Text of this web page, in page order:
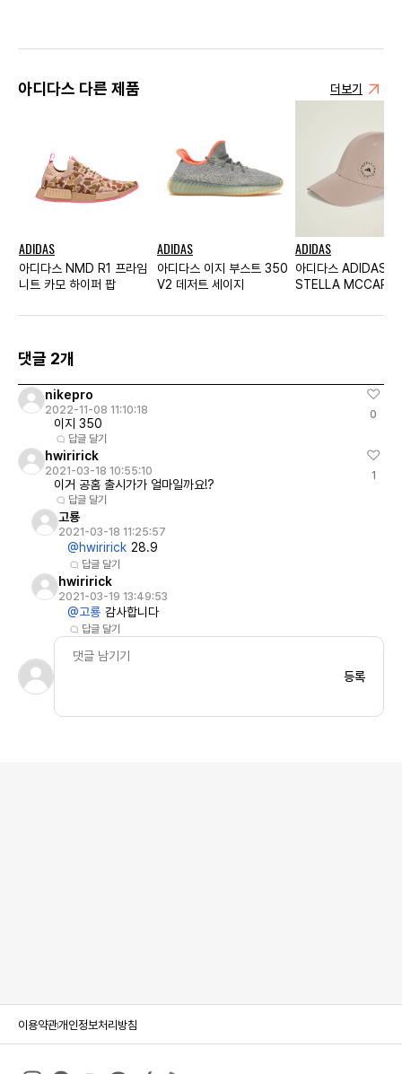
아디다스 다른 제품 더보기
ADIDAS
아디다스 NMD R1 프라임
니트 카모 하이퍼 팝
ADIDAS
아디다스 이지 부스트 350
V2 데저트 세이지
ADIDAS
아디다스 ADIDAS
STELLA
댓글 2개
nikepro
2022-11-08 11:10:18
이지 350
답글 달기
0
hwiririck
2021-03-18 10:55:10
이거 공홈 출시가가 얼마일까요!?
답글 달기
1
고룡
2021-03-18 11:25:57
@hwiririck 28.9
답글 달기
hwiririck
2021-03-19 13:49:53
@고룡 감사합니다
답글 달기
등록
이용약관개인정보처리방침